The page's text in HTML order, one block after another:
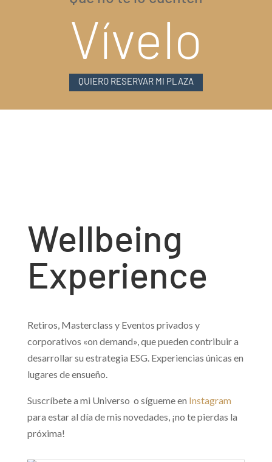
Vívelo
QUIERO RESERVAR MI PLAZA
Wellbeing
Experience
Retiros, Masterclass y Eventos privados y
corporativos «on demand», que pueden contribuir a
desarrollar su estrategia ESG. Experiencias únicas en
lugares de ensueño.
Suscríbete a mi Universo o sígueme en Instagram
para estar al día de mis novedades, ¡no te pierdas la
próxima!